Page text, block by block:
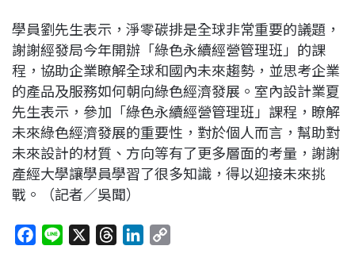
學員劉先生表示，淨零碳排是全球非常重要的議題，
謝謝經發局今年開辦「綠色永續經營管理班」的課
程，協助企業瞭解全球和國內未來趨勢，並思考企業
的產品及服務如何朝向綠色經濟發展。室內設計業夏
先生表示，參加「綠色永續經營管理班」課程，瞭解
未來綠色經濟發展的重要性，對於個人而言，幫助對
未來設計的材質、方向等有了更多層面的考量，謝謝
產經大學讓學員學習了很多知識，得以迎接未來挑
戰。（記者／吳聞）